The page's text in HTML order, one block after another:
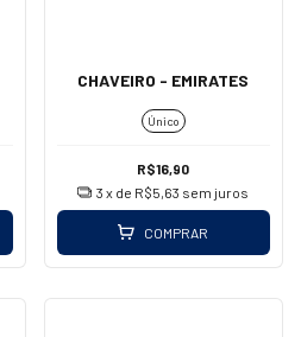
CHAVEIRO - EMIRATES
Único
R$16,90
3 x de R$5,63 sem juros
COMPRAR